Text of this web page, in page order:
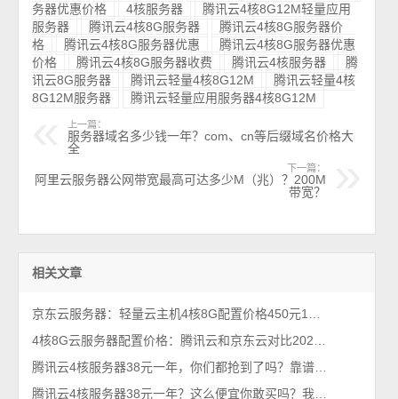
务器优惠价格
4核服务器
腾讯云4核8G12M轻量应用
服务器
腾讯云4核8G服务器
腾讯云4核8G服务器价
格
腾讯云4核8G服务器优惠
腾讯云4核8G服务器优惠
价格
腾讯云4核8G服务器收费 腾讯云4核服务器
腾
讯云8G服务器
腾讯云轻量4核8G12M
腾讯云轻量4核
8G12M服务器
腾讯云轻量应用服务器4核8G12M
上一篇：
服务器域名多少钱一年？com、cn等后缀域名价格大
全
下一篇：
阿里云服务器公网带宽最高可达多少M（兆）？200M
带宽？
相关文章